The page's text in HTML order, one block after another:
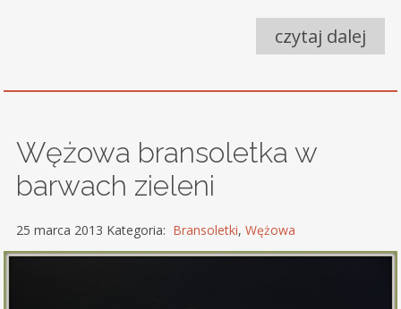
czytaj dalej
Wężowa bransoletka w
barwach zieleni
25 marca 2013 Kategoria: Bransoletki, Wężowa